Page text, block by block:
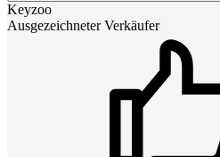
Keyzoo
Ausgezeichneter Verkäufer